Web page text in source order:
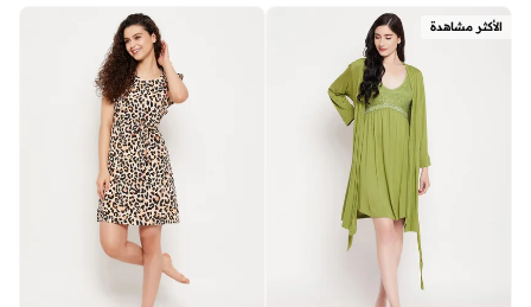
الأكثر مشاهدة